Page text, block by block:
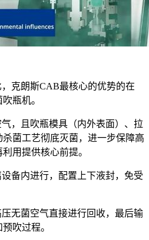
克朗斯CAB最核心的优势的在
瓶机。
，且吹瓶模具（内外表面）、拉
菌工艺彻底灭菌，进一步保障高
用提供核心前提。
备内进行，配置上下液封，免受
无菌空气直接进行回收，最后输
吹过程。